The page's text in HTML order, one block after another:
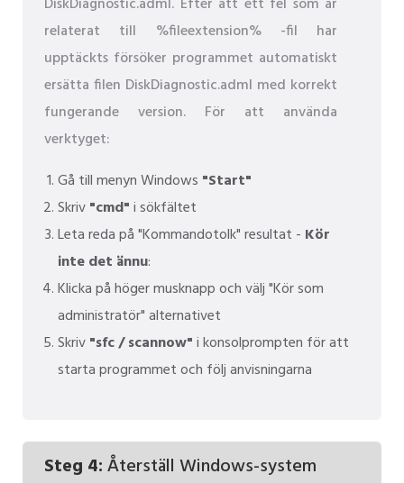
relaterat till %fileextension% -fil har
upptäckts försöker programmet automatiskt
ersätta filen DiskDiagnostic.adml med korrekt
fungerande version. För att använda
verktyget:
Gå till menyn Windows "Start"
Skriv"cmd"i sökfältet
Leta reda på "Kommandotolk" resultat - Kör
inte det ännu:
Klicka på höger musknapp och välj "Kör som
administratör" alternativet
Skriv"sfc / scannow"i konsolprompten för att
starta programmet och följ anvisningarna
Steg 4:Återställ Windows-system